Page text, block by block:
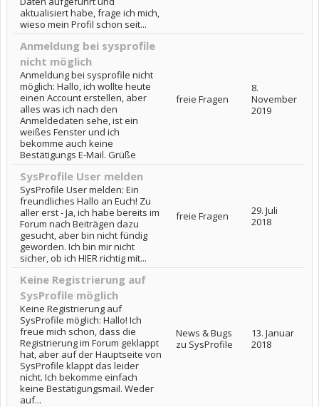
aktualisiert habe, frage ich mich,
wieso mein Profil schon seit...
Anmeldung bei sysprofile
nicht möglich
Anmeldung bei sysprofile nicht
möglich: Hallo, ich wollte heute
einen Account erstellen, aber
alles was ich nach den
Anmeldedaten sehe, ist ein
weißes Fenster und ich
bekomme auch keine
Bestätigungs E-Mail. Grüße
freie Fragen
8.
November
2019
SysProfile User melden
SysProfile User melden: Ein
freundliches Hallo an Euch! Zu
aller erst - Ja, ich habe bereits im
Forum nach Beiträgen dazu
gesucht, aber bin nicht fündig
geworden. Ich bin mir nicht
sicher, ob ich HIER richtig mit...
freie Fragen
29. Juli
2018
Keine Registrierung auf
SysProfile möglich
Keine Registrierung auf
SysProfile möglich: Hallo! Ich
freue mich schon, dass die
Registrierung im Forum geklappt
hat, aber auf der Hauptseite von
SysProfile klappt das leider
nicht. Ich bekomme einfach
keine Bestätigungsmail. Weder
auf...
News & Bugs
zu SysProfile
13. Januar
2018